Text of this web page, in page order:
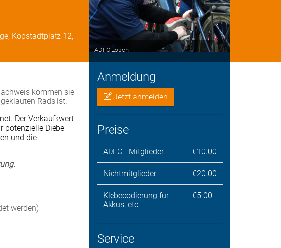
Kopstadtplatz 12,
ADFC Essen
Anmeldung
Jetzt anmelden
Preise
ADFC - Mitglieder €10.00
Nichtmitglieder €20.00
Klebecodierung für
Akkus, etc.
€5.00
Service
kommen sie
Rads ist.
Der Verkaufswert
potenzielle Diebe
und die
werden)